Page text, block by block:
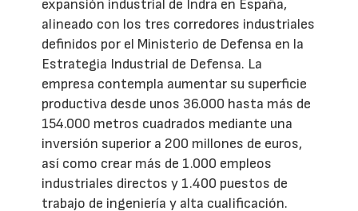
expansión industrial de Indra en España,
alineado con los tres corredores industriales
definidos por el Ministerio de Defensa en la
Estrategia Industrial de Defensa. La
empresa contempla aumentar su superficie
productiva desde unos 36.000 hasta más de
154.000 metros cuadrados mediante una
inversión superior a 200 millones de euros,
así como crear más de 1.000 empleos
industriales directos y 1.400 puestos de
trabajo de ingeniería y alta cualificación.